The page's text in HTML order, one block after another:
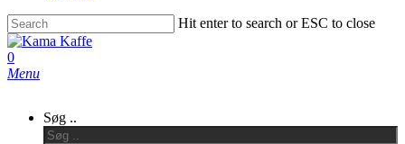
Hit enter to search or ESC to close
Close
Search
0
Menu
Søg ..